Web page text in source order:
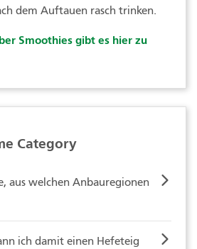
dem Auftauen rasch trinken.
Smoothies gibt es hier zu
Category
aus welchen Anbauregionen
ich damit einen Hefeteig